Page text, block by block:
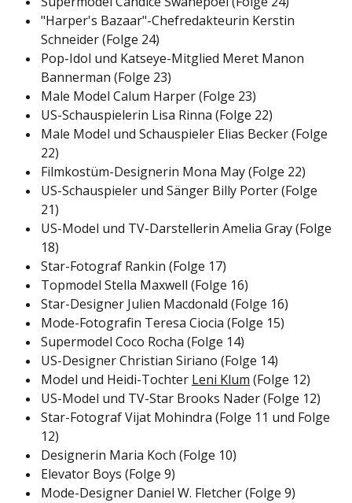
"Harper's Bazaar"-Chefredakteurin Kerstin
Schneider (Folge 24)
Pop-Idol und Katseye-Mitglied Meret Manon
Bannerman (Folge 23)
Male Model Calum Harper (Folge 23)
US-Schauspielerin Lisa Rinna (Folge 22)
Male Model und Schauspieler Elias Becker (Folge
22)
Filmkostüm-Designerin Mona May (Folge 22)
US-Schauspieler und Sänger Billy Porter (Folge
21)
US-Model und TV-Darstellerin Amelia Gray (Folge
18)
Star-Fotograf Rankin (Folge 17)
Topmodel Stella Maxwell (Folge 16)
Star-Designer Julien Macdonald (Folge 16)
Mode-Fotografin Teresa Ciocia (Folge 15)
Supermodel Coco Rocha (Folge 14)
US-Designer Christian Siriano (Folge 14)
Model und Heidi-Tochter Leni Klum (Folge 12)
US-Model und TV-Star Brooks Nader (Folge 12)
Star-Fotograf Vijat Mohindra (Folge 11 und Folge
12)
Designerin Maria Koch (Folge 10)
Elevator Boys (Folge 9)
Mode-Designer Daniel W. Fletcher (Folge 9)